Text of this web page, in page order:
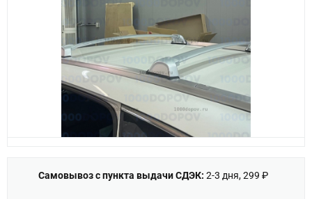
Самовывоз с пункта выдачи СДЭК: 2-3 дня, 299 ₽